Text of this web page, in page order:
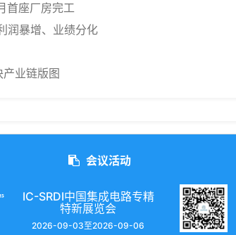
首座厂房完工
润暴增、业绩分化
业链版图
会议活动
IC-SRDI中国集成电路专精
特新展览会
2026-09-03至2026-09-06